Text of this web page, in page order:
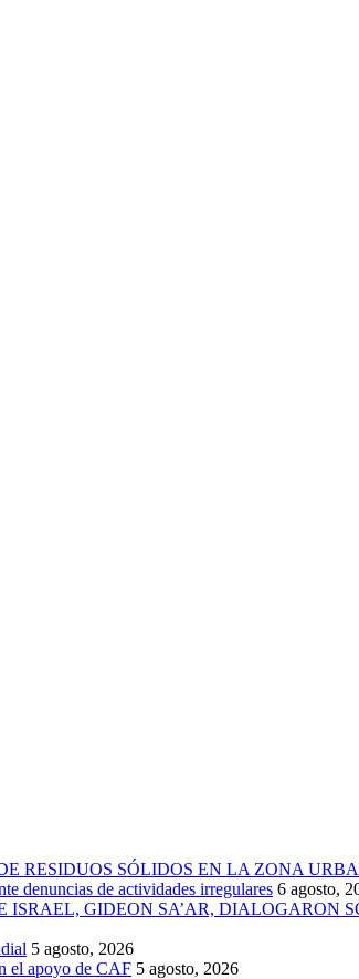
RESIDUOS SÓLIDOS EN LA ZONA
denuncias de actividades irregulares 6 agosto,
GIDEON SA’AR, DIALOGARON
5 agosto, 2026
el apoyo de CAF 5 agosto, 2026